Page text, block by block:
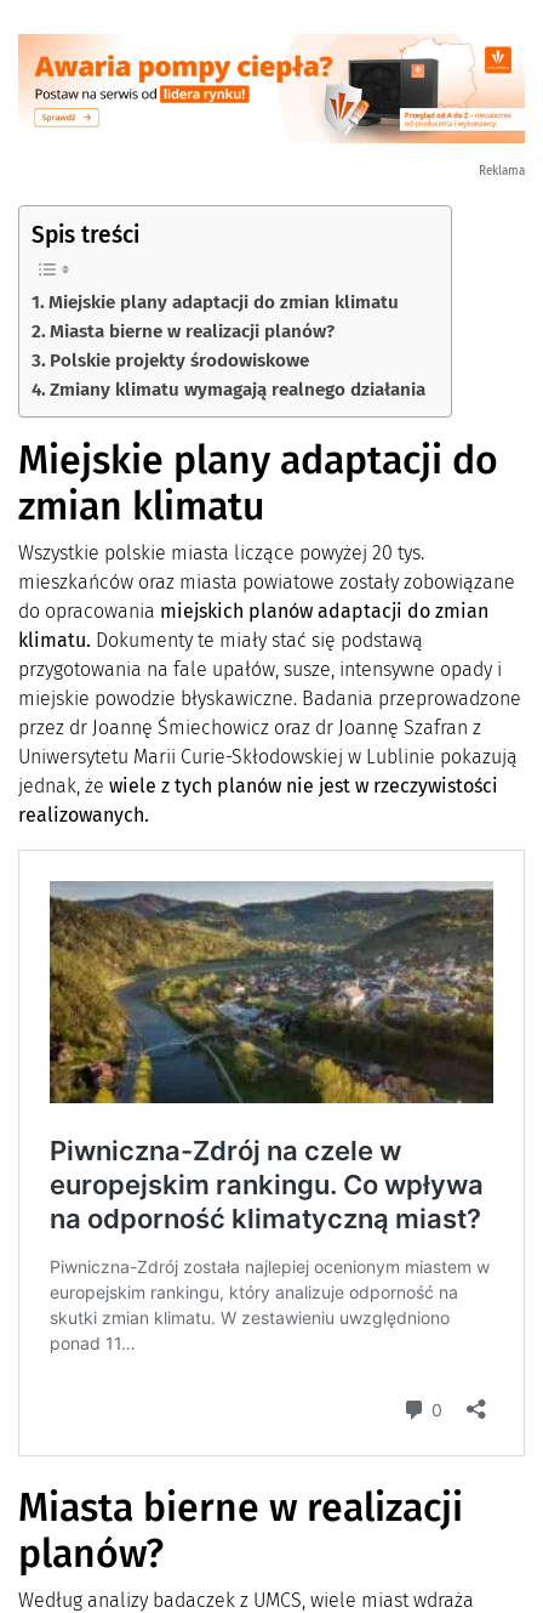
Reklama
Spis treści
Miejskie plany adaptacji do zmian klimatu
Miasta bierne w realizacji planów?
Polskie projekty środowiskowe
Zmiany klimatu wymagają realnego działania
Miejskie plany adaptacji do
zmian klimatu
Wszystkie polskie miasta liczące powyżej 20 tys.
mieszkańców oraz miasta powiatowe zostały zobowiązane
do opracowania miejskich planów adaptacji do zmian
klimatu. Dokumenty te miały stać się podstawą
przygotowania na fale upałów, susze, intensywne opady i
miejskie powodzie błyskawiczne. Badania przeprowadzone
przez dr Joannę Śmiechowicz oraz dr Joannę Szafran z
Uniwersytetu Marii Curie-Skłodowskiej w Lublinie pokazują
jednak, że wiele z tych planów nie jest w rzeczywistości
realizowanych.
Miasta bierne w realizacji
planów?
Według analizy badaczek z UMCS, wiele miast wdraża